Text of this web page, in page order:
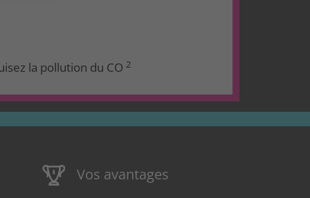
la pollution du CO2
Vos avantages